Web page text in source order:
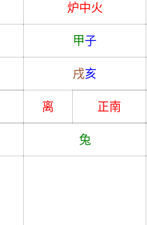
炉中火
甲子
戌亥
离 正南
兔